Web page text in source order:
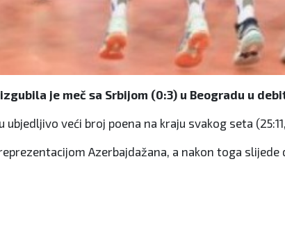
je meč sa Srbijom (0:3) u Beogradu u
veći broj poena na kraju svakog seta (25:11,
Azerbajdažana, a nakon toga slijede